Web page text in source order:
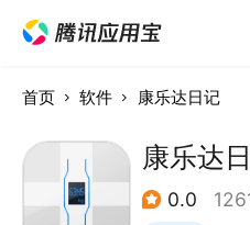
首页 软件 康乐达日记
康乐达
0.0